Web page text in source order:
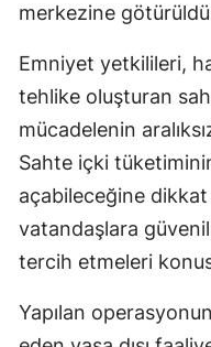
merkezine
Emniyet yetkilileri,
tehlike oluşturan
mücadelenin
Sahte içki
açabileceğine
vatandaşlara
tercih etmeleri
Yapılan